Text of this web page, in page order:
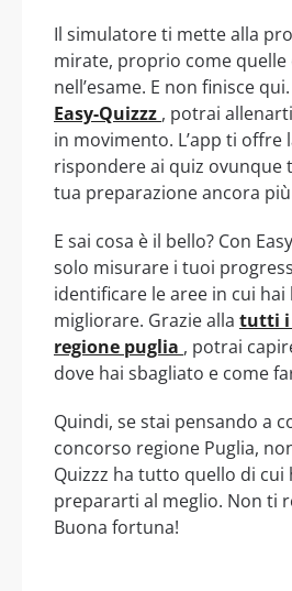
Il simulatore ti mette alla
mirate, proprio come quelle
nell’esame. E non finisce qui.
Easy-Quizzz , potrai
in movimento. L’app ti offre
rispondere ai quiz ovunque
tua preparazione ancora
E sai cosa è il bello? Con
solo misurare i tuoi
identificare le aree in cui hai
migliorare. Grazie alla tutti i
regione puglia , potrai
dove hai sbagliato e come
Quindi, se stai pensando a
concorso regione Puglia,
Quizzz ha tutto quello di cui
prepararti al meglio. Non ti
Buona fortuna!